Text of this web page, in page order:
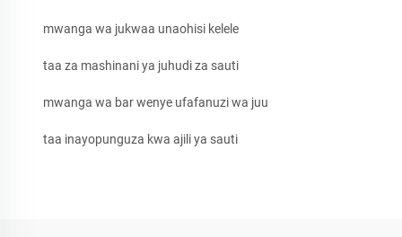
mwanga wa jukwaa unaohisi kelele
taa za mashinani ya juhudi za sauti
mwanga wa bar wenye ufafanuzi wa juu
taa inayopunguza kwa ajili ya sauti